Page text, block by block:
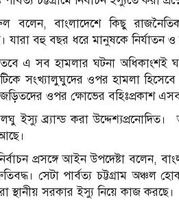
বাংলাদেশে কিছু
যারা বহু বছর ধরে মানুষকে নির্যাতন ও
এ সব হামলার ঘটনা অধিকাংশই
সংখ্যালুঘুদের ওপর হামলা
জড়িতদের ওপর ক্ষোভের বহিঃপ্রকাশ
ইস্যু ব্র্যান্ড করা
প্রসঙ্গে আইন উপদেষ্টা বলেন,
সেটা পার্বত্য চট্টগ্রাম
স্থানীয় সরকার ইস্যু নিয়ে কাজ করছে।